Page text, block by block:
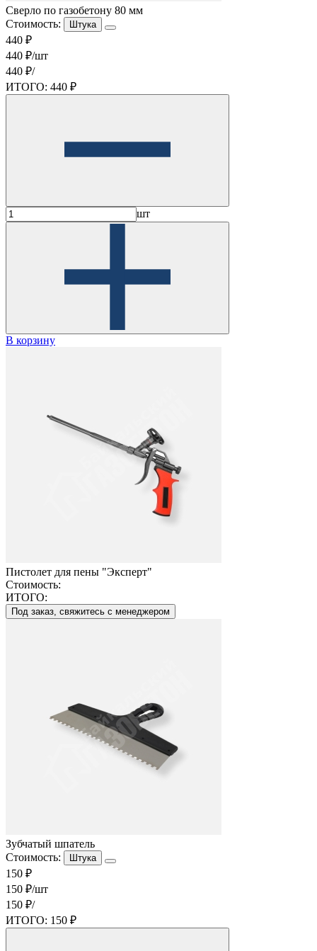
Сверло по газобетону 80 мм
Стоимость:
Штука
440 ₽
440 ₽/шт
440 ₽/
ИТОГО: 440 ₽
шт
В корзину
Пистолет для пены "Эксперт"
Стоимость:
ИТОГО:
Под заказ, свяжитесь с менеджером
Зубчатый шпатель
Стоимость:
Штука
150 ₽
150 ₽/шт
150 ₽/
ИТОГО: 150 ₽